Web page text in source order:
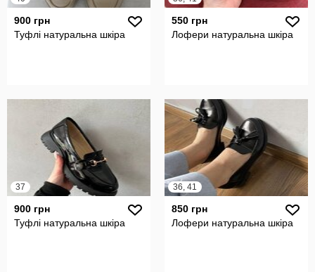
900 грн
Туфлі натуральна шкіра
550 грн
Лофери натуральна шкіра
37
900 грн
Туфлі натуральна шкіра
36, 41
850 грн
Лофери натуральна шкіра